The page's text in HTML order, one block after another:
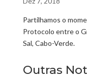
Partilhamos o
Protocolo entre o
Sal, Cabo-Verde.
Outras